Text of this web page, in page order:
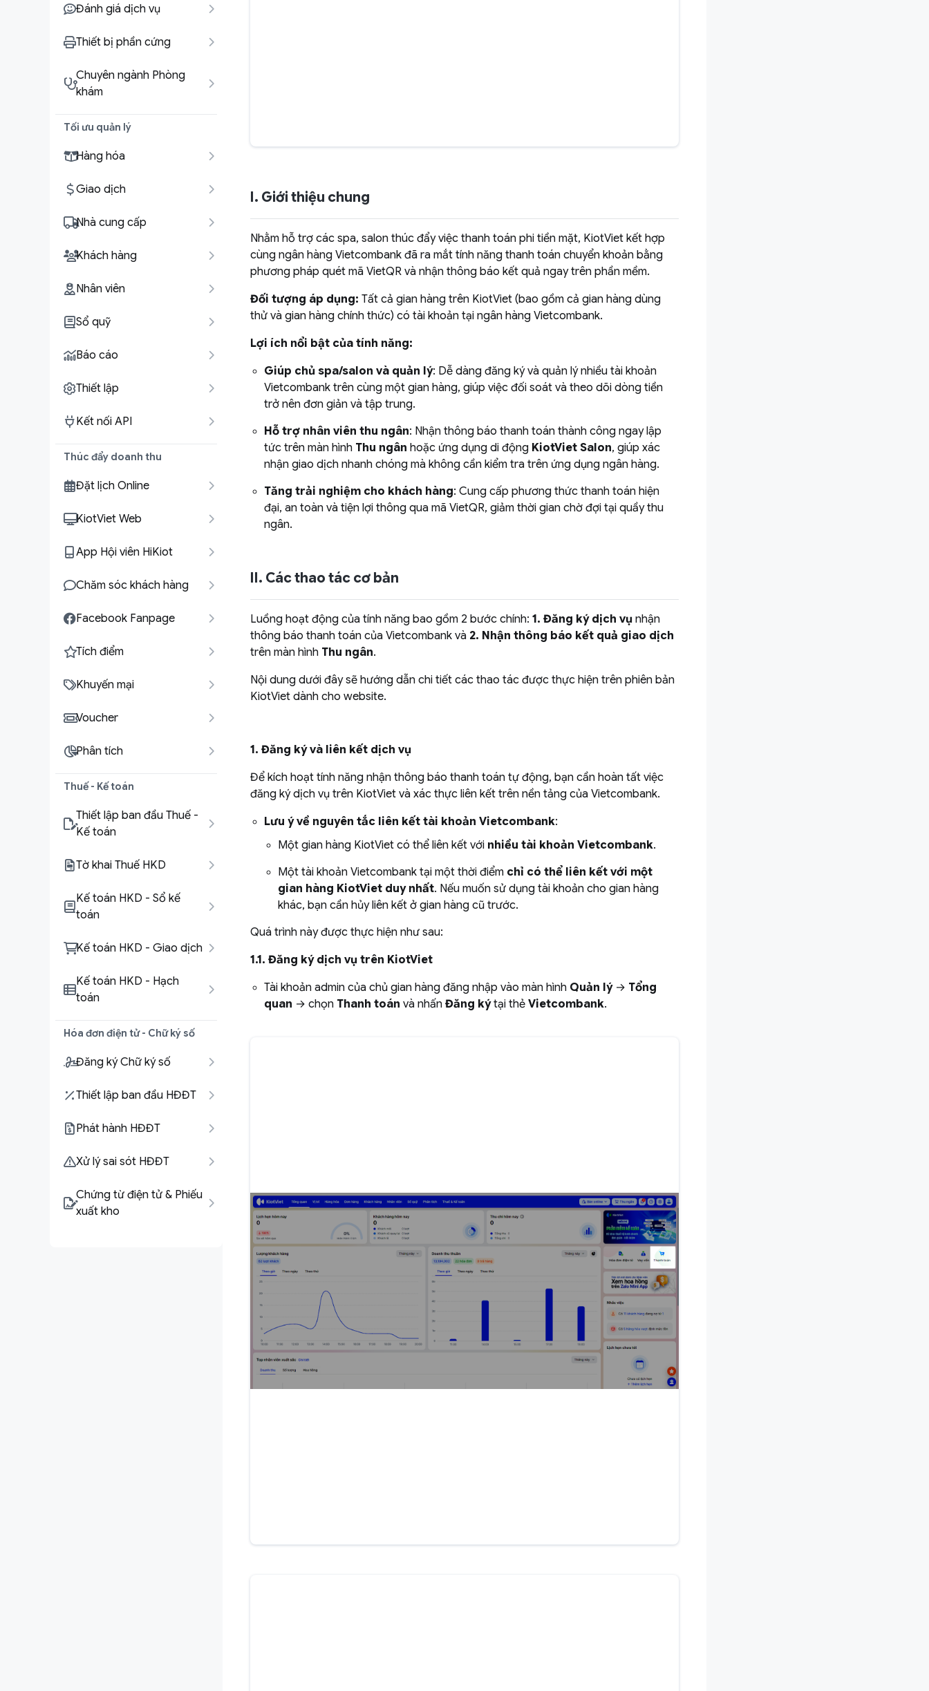
Đánh giá dịch vụ
Thiết bị phần cứng
Chuyên ngành Phòng
khám
Tối ưu quản lý
Hàng hóa
Giao dịch
Nhà cung cấp
Khách hàng
Nhân viên
Sổ quỹ
Báo cáo
Thiết lập
Kết nối API
Thúc đẩy doanh thu
Đặt lịch Online
KiotViet Web
App Hội viên HiKiot
Chăm sóc khách hàng
Facebook Fanpage
Tích điểm
Khuyến mại
Voucher
Phân tích
Thuế - Kế toán
Thiết lập ban đầu Thuế -
Kế toán
Tờ khai Thuế HKD
Kế toán HKD - Sổ kế
toán
Kế toán HKD - Giao dịch
Kế toán HKD - Hạch
toán
Hóa đơn điện tử - Chữ ký số
Đăng ký Chữ ký số
Thiết lập ban đầu HĐĐT
Phát hành HĐĐT
Xử lý sai sót HĐĐT
Chứng từ điện tử & Phiếu
xuất kho
I. Giới thiệu chung
Nhằm hỗ trợ các spa, salon thúc đẩy việc thanh toán phi tiền mặt, KiotViet kết hợp
cùng ngân hàng Vietcombank đã ra mắt tính năng thanh toán chuyển khoản bằng
phương pháp quét mã VietQR và nhận thông báo kết quả ngay trên phần mềm.
Đối tượng áp dụng: Tất cả gian hàng trên KiotViet (bao gồm cả gian hàng dùng
thử và gian hàng chính thức) có tài khoản tại ngân hàng Vietcombank.
Lợi ích nổi bật của tính năng:
Giúp chủ spa/salon và quản lý: Dễ dàng đăng ký và quản lý nhiều tài khoản
Vietcombank trên cùng một gian hàng, giúp việc đối soát và theo dõi dòng tiền
trở nên đơn giản và tập trung.
Hỗ trợ nhân viên thu ngân: Nhận thông báo thanh toán thành công ngay lập
tức trên màn hình Thu ngân hoặc ứng dụng di động KiotViet Salon, giúp xác
nhận giao dịch nhanh chóng mà không cần kiểm tra trên ứng dụng ngân hàng.
Tăng trải nghiệm cho khách hàng: Cung cấp phương thức thanh toán hiện
đại, an toàn và tiện lợi thông qua mã VietQR, giảm thời gian chờ đợi tại quầy thu
ngân.
II. Các thao tác cơ bản
Luồng hoạt động của tính năng bao gồm 2 bước chính: 1. Đăng ký dịch vụ nhận
thông báo thanh toán của Vietcombank và 2. Nhận thông báo kết quả giao dịch
trên màn hình Thu ngân.
Nội dung dưới đây sẽ hướng dẫn chi tiết các thao tác được thực hiện trên phiên bản
KiotViet dành cho website.
1. Đăng ký và liên kết dịch vụ
Để kích hoạt tính năng nhận thông báo thanh toán tự động, bạn cần hoàn tất việc
đăng ký dịch vụ trên KiotViet và xác thực liên kết trên nền tảng của Vietcombank.
Lưu ý về nguyên tắc liên kết tài khoản Vietcombank:
Một gian hàng KiotViet có thể liên kết với nhiều tài khoản Vietcombank.
Một tài khoản Vietcombank tại một thời điểm chỉ có thể liên kết với một
gian hàng KiotViet duy nhất. Nếu muốn sử dụng tài khoản cho gian hàng
khác, bạn cần hủy liên kết ở gian hàng cũ trước.
Quá trình này được thực hiện như sau:
1.1. Đăng ký dịch vụ trên KiotViet
Tài khoản admin của chủ gian hàng đăng nhập vào màn hình Quản lý→ Tổng
quan → chọn Thanh toán và nhấn Đăng ký tại thẻ Vietcombank.